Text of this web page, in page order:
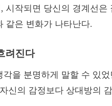
시작되면 당신의 경계선
같은 변화가 나타난다.
려진다
을 분명하게 말할 수 있
신의 감정보다 상대방의